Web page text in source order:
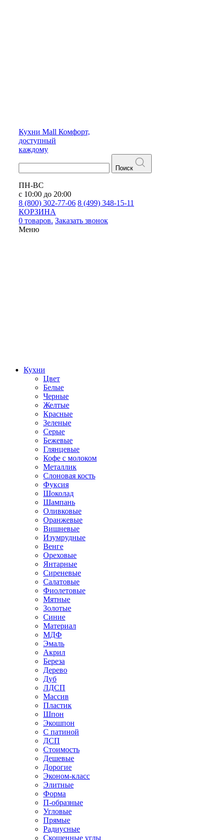
Кухни Mall Комфорт,
доступный
каждому
Поиск
ПН-ВС
с 10:00 до 20:00
8 (800) 302-77-06 8 (499) 348-15-11
КОРЗИНА
0 товаров. Заказать звонок
Меню
Кухни
Цвет
Белые
Черные
Желтые
Красные
Зеленые
Серые
Бежевые
Глянцевые
Кофе с молоком
Металлик
Слоновая кость
Фуксия
Шоколад
Шампань
Оливковые
Оранжевые
Вишневые
Изумрудные
Венге
Ореховые
Янтарные
Сиреневые
Салатовые
Фиолетовые
Мятные
Золотые
Синие
Материал
МДФ
Эмаль
Акрил
Береза
Дерево
Дуб
ЛДСП
Массив
Пластик
Шпон
Экошпон
С патиной
ДСП
Стоимость
Дешевые
Дорогие
Эконом-класс
Элитные
Форма
П-образные
Угловые
Прямые
Радиусные
Скошенные углы